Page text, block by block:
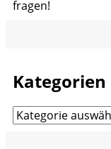
fragen!
Kategorien
Kategorien